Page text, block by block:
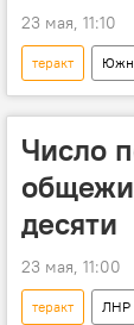
23 мая, 11:10
теракт
Число
десяти
23 мая, 11:00
теракт ЛНР